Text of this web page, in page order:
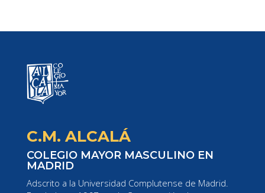
C.M. ALCALÁ
COLEGIO MAYOR MASCULINO EN
MADRID
Adscrito a la Universidad Complutense de Madrid.